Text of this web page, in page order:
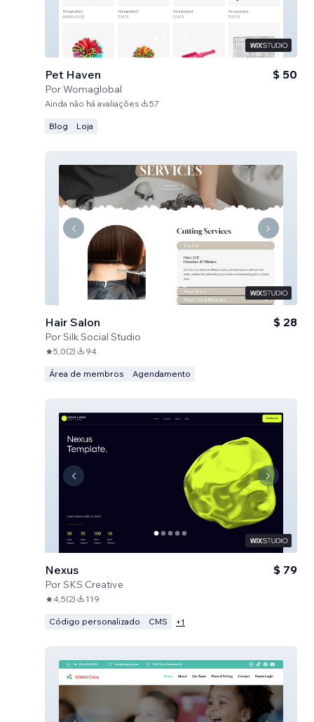
Pet Haven
PorWomaglobal
$ 50
Ainda não há avaliações 57
Blog Loja
Hair Salon
PorSilk Social Studio
$ 28
5,0(2) 94
Área de membros Agendamento
Nexus
PorSKS Creative
$ 79
4,5(2) 119
Código personalizado CMS +1